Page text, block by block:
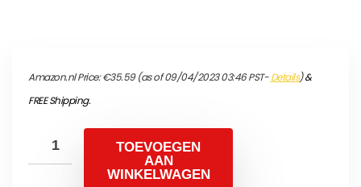
Amazon.nl Price:€35.59(as of 09/04/2023 03:46 PST-Details)&
FREE Shipping.
TOEVOEGEN
AAN
WINKELWAGEN